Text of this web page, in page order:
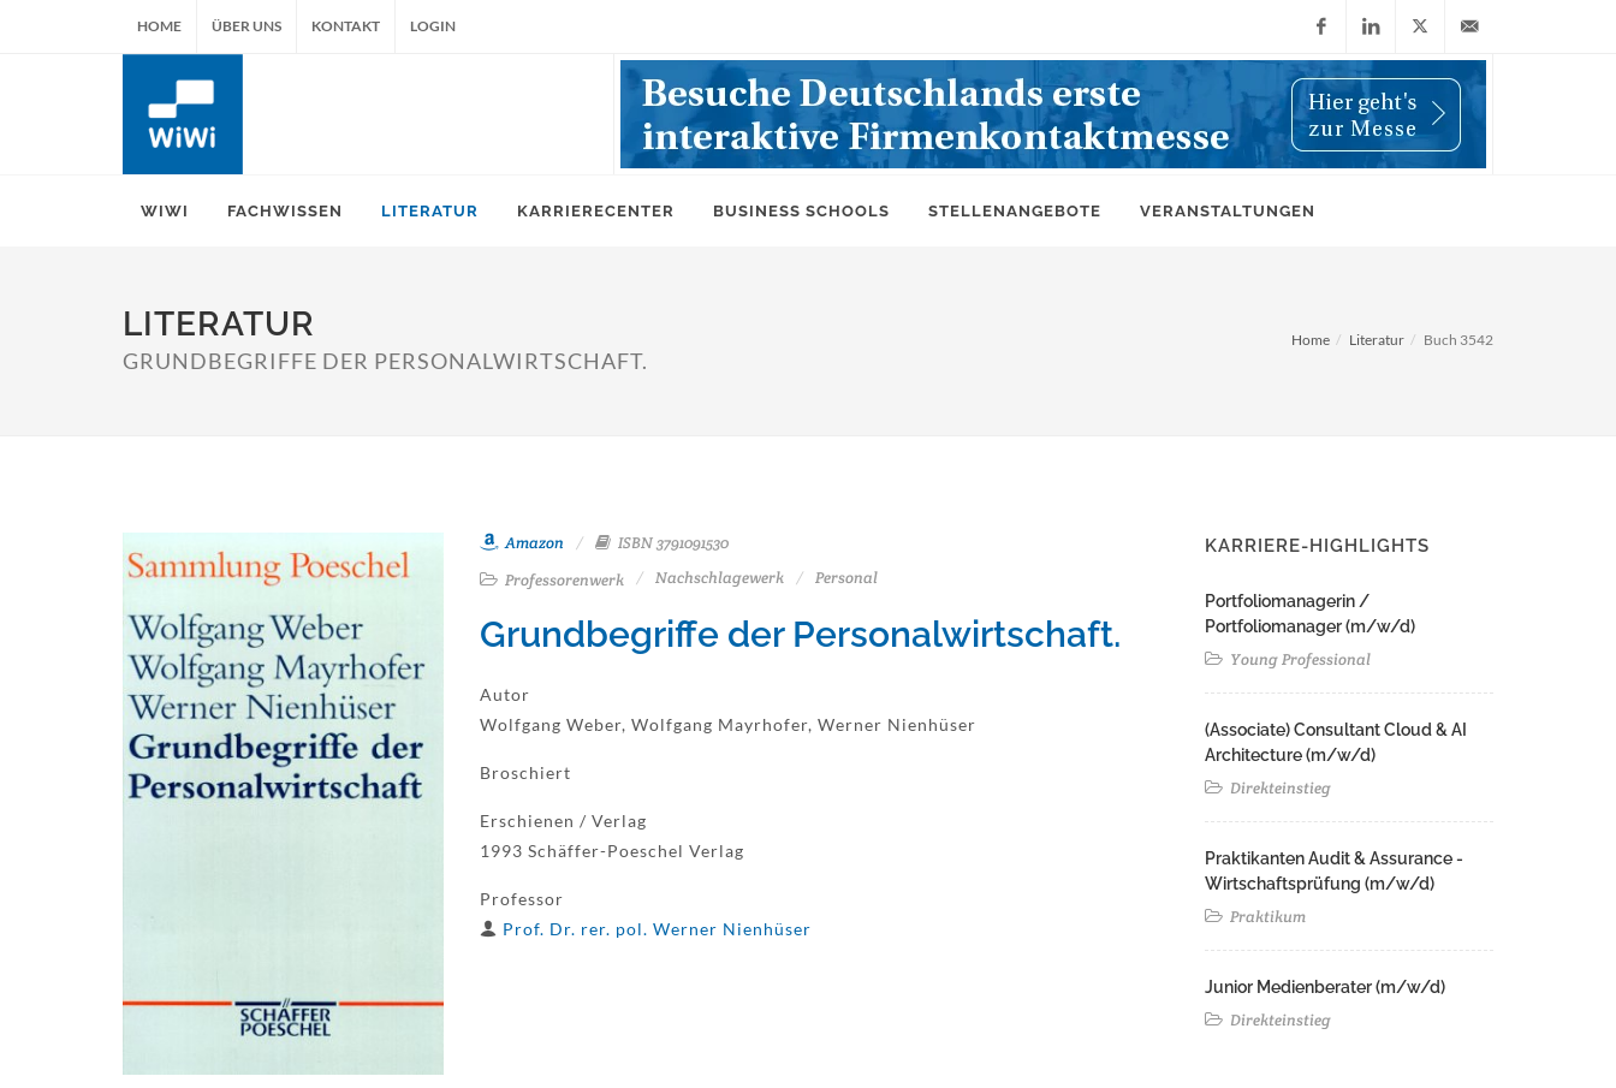
HOME ÜBER UNS KONTAKT LOGIN
FacebookLinkedIn
X
(Twitter)
info@wiwi-
WIWI FACHWISSEN LITERATUR KARRIERECENTER BUSINESS SCHOOLS STELLENANGEBOTE VERANSTALTUNGEN
LITERATUR
GRUNDBEGRIFFE DER PERSONALWIRTSCHAFT.
Home Literatur Buch 3542
Amazon
ISBN 3791091530
Professorenwerk
Nachschlagewerk Personal
Grundbegriffe der Personalwirtschaft.
Autor
Wolfgang Weber, Wolfgang Mayrhofer, Werner Nienhüser
Broschiert
Erschienen / Verlag
1993 Schäffer-Poeschel Verlag
Professor
Prof. Dr. rer. pol. Werner Nienhüser
KARRIERE-HIGHLIGHTS
Portfoliomanagerin /
Portfoliomanager (m/w/d)
Young Professional
(Associate) Consultant Cloud & AI
Architecture (m/w/d)​ ​
Direkteinstieg
Praktikanten Audit & Assurance -
Wirtschaftsprüfung (m/w/d)
Praktikum
Junior Medienberater (m/w/d)
Direkteinstieg